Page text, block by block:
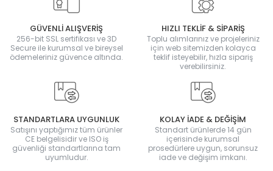
GÜVENLİ ALIŞVERİŞ
256-bit SSL sertifikası ve 3D
Secure ile kurumsal ve bireysel
ödemeleriniz güvence altında.
HIZLI TEKLİF & SİPARİŞ
Toplu alımlarınız ve projeleriniz
için web sitemizden kolayca
teklif isteyebilir, hızla sipariş
verebilirsiniz.
STANDARTLARA UYGUNLUK
Satışını yaptığımız tüm ürünler
CE belgelisidir ve ISO iş
güvenliği standartlarına tam
uyumludur.
KOLAY İADE & DEĞİŞİM
Standart ürünlerde 14 gün
içerisinde kurumsal
prosedürlere uygun, sorunsuz
iade ve değişim imkanı.